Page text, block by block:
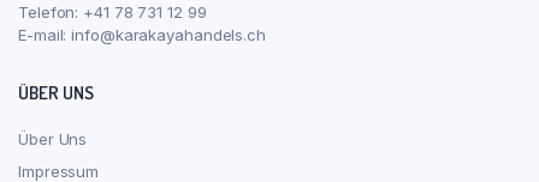
Telefon: +41 78 731 12 99
E-mail:info@karakayahandels.ch
ÜBER UNS
Über Uns
Impressum